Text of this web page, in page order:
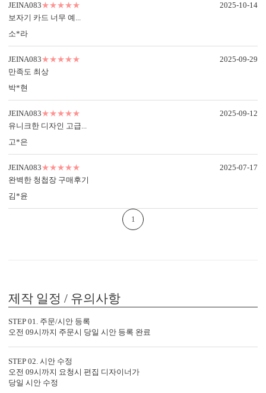
디자인형
신랑신부 이름, 예식일을 인쇄할
수 있습니다.
수 있습니다.
다양한 컬러 봉투가 준비되어 있습니다.
7가지, 퀄리티의 차이
가공 없는 엽서형, 2단 청첩장도 다 같은 퀄리티가 아닙니다.
JEINA083★★★★★
보자기 카드 너무 예...
소*라
2025-10-14
JEINA083★★★★★
만족도 최상
박*현
2025-09-29
JEINA083★★★★★
유니크한 디자인 고급...
고*은
2025-09-12
JEINA083★★★★★
완벽한 청첩장 구매후기
김*윤
2025-07-17
1
제작 일정 / 유의사항
STEP 01. 주문/시안 등록
오전 09시까지 주문시 당일 시안 등록 완료
STEP 02. 시안 수정
오전 09시까지 요청시 편집 디자이너가
당일 시안 수정